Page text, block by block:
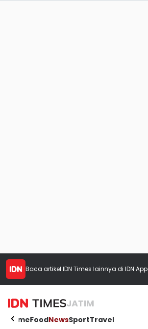
Baca artikel IDN Times lainnya di IDN App
JATIM
HomeFoodNewsSportTravel